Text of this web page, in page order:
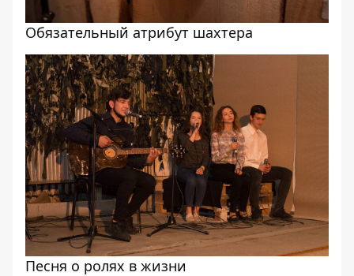
Обязательный атрибут шахтера
Песня о ролях в жизни